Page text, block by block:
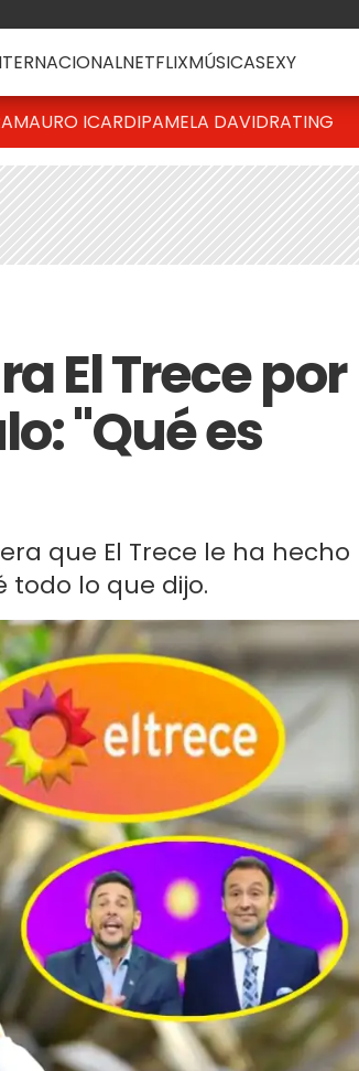
NETFLIXMÚSICASEXY
MAURO ICARDIPAMELA DAVIDRATING
El Trece por
"Qué es
que El Trece le ha hecho
todo lo que dijo.